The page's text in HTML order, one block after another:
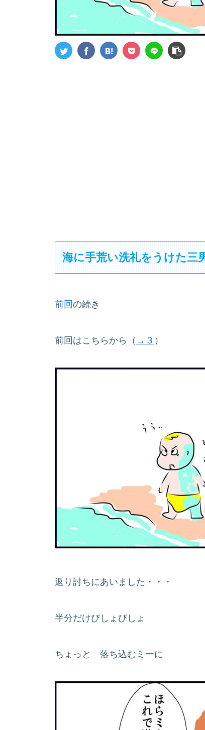
海に手荒い洗礼をうけた三
前回の続き
前回はこちらから（ →３ ）
返り討ちにあいました・・・
半分だけびしょびしょ
ちょっと 落ち込むミーに